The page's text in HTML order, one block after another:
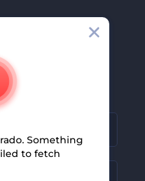
da
e ofertas
Something
to fetch